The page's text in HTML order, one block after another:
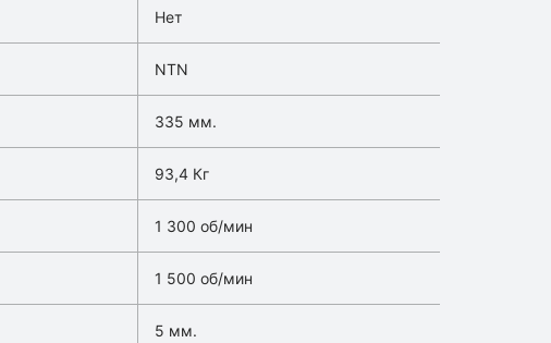
Нет
NTN
335 мм.
93,4 Кг
1 300 об/мин
1 500 об/мин
5 мм.